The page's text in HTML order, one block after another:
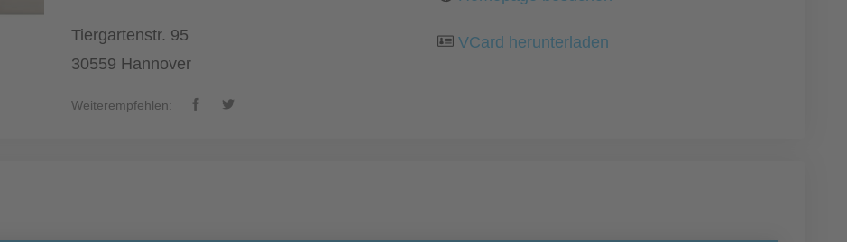
Tiergartenstr. 95
30559 Hannover
Weiterempfehlen:
VCard herunterladen